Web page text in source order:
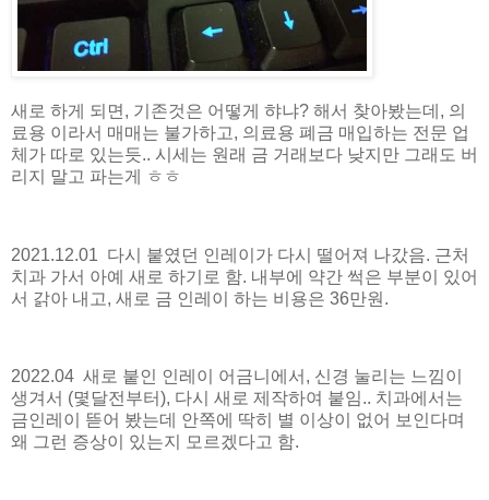
새로 하게 되면, 기존것은 어떻게 햐냐? 해서 찾아봤는데, 의
료용 이라서 매매는 불가하고, 의료용 폐금 매입하는 전문 업
체가 따로 있는듯.. 시세는 원래 금 거래보다 낮지만 그래도 버
리지 말고 파는게 ㅎㅎ
2021.12.01 다시 붙였던 인레이가 다시 떨어져 나갔음. 근처
치과 가서 아예 새로 하기로 함. 내부에 약간 썩은 부분이 있어
서 갉아 내고, 새로 금 인레이 하는 비용은 36만원.
2022.04 새로 붙인 인레이 어금니에서, 신경 눌리는 느낌이
생겨서 (몇달전부터), 다시 새로 제작하여 붙임.. 치과에서는
금인레이 뜯어 봤는데 안쪽에 딱히 별 이상이 없어 보인다며
왜 그런 증상이 있는지 모르겠다고 함.